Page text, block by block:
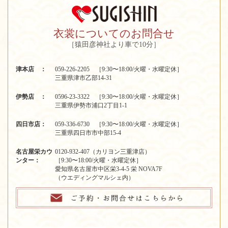
衣裳についてのお問合せ
［猿田彦神社より車で10分］
津本店 ：
059-226-2205 ［9:30〜18:00/火曜・水曜定休］
三重県津市乙部14-31
伊勢店 ：
0596-23-3322 ［9:30〜18:00/火曜・水曜定休］
三重県伊勢市浦口2丁目1-1
四日市店：
059-336-6730 ［9:30〜18:00/火曜・水曜定休］
三重県四日市市中部15-4
名古屋栄カウ
ンター：
0120-932-407（カリヨン三重津店）
［9:30〜18:00/火曜・水曜定休］
愛知県名古屋市中区栄3-4-5 栄 NOVA7F
（ウエディングマルシェ内）